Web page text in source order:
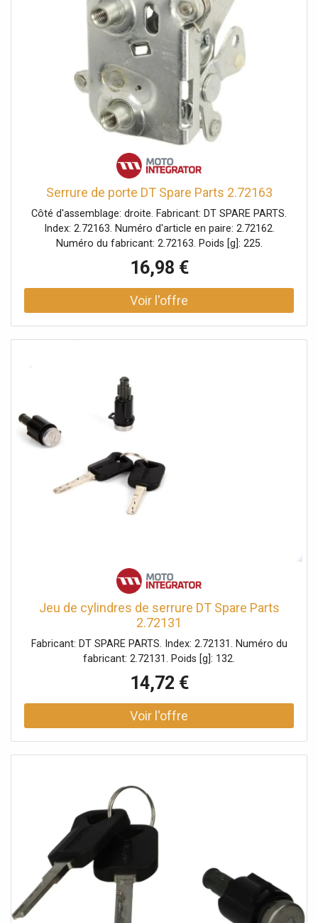
Serrure de porte DT Spare Parts 2.72163
Côté d'assemblage: droite. Fabricant: DT SPARE PARTS.
Index: 2.72163. Numéro d'article en paire: 2.72162.
Numéro du fabricant: 2.72163. Poids [g]: 225.
16,98 €
Jeu de cylindres de serrure DT Spare Parts
2.72131
Fabricant: DT SPARE PARTS. Index: 2.72131. Numéro du
fabricant: 2.72131. Poids [g]: 132.
14,72 €